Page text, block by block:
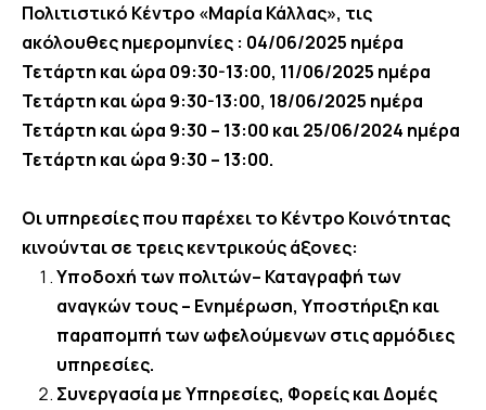
Πολιτιστικό Κέντρο «Μαρία Κάλλας», τις
ακόλουθες ημερομηνίες : 04/06/2025 ημέρα
Τετάρτη και ώρα 09:30-13:00, 11/06/2025 ημέρα
Τετάρτη και ώρα 9:30-13:00, 18/06/2025 ημέρα
Τετάρτη και ώρα 9:30 – 13:00 και 25/06/2024 ημέρα
Τετάρτη και ώρα 9:30 – 13:00.
Οι υπηρεσίες που παρέχει το Κέντρο Κοινότητας
κινούνται σε τρεις κεντρικούς άξονες:
Υποδοχή των πολιτών– Καταγραφή των
αναγκών τους – Ενημέρωση, Υποστήριξη και
παραπομπή των ωφελούμενων στις αρμόδιες
υπηρεσίες.
Συνεργασία με Υπηρεσίες, Φορείς και Δομές